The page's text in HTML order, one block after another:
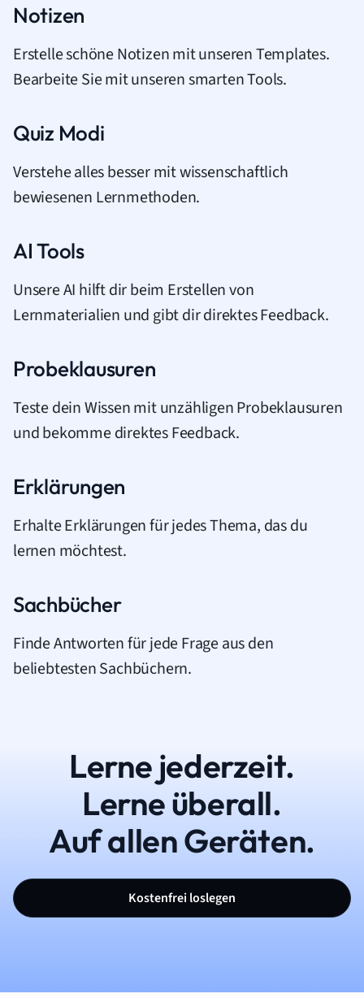
Notizen
Erstelle schöne Notizen mit unseren Templates.
Bearbeite Sie mit unseren smarten Tools.
Quiz Modi
Verstehe alles besser mit wissenschaftlich
bewiesenen Lernmethoden.
AI Tools
Unsere AI hilft dir beim Erstellen von
Lernmaterialien und gibt dir direktes Feedback.
Probeklausuren
Teste dein Wissen mit unzähligen Probeklausuren
und bekomme direktes Feedback.
Erklärungen
Erhalte Erklärungen für jedes Thema, das du
lernen möchtest.
Sachbücher
Finde Antworten für jede Frage aus den
beliebtesten Sachbüchern.
Lerne jederzeit.
Lerne überall.
Auf allen Geräten.
Kostenfrei loslegen